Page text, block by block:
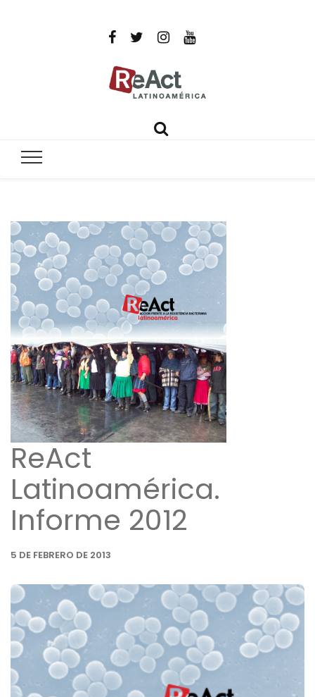
Por un mundo libre de infecciones intratables
ReAct
Latinoamérica.
Informe 2012
5 DE FEBRERO DE 2013